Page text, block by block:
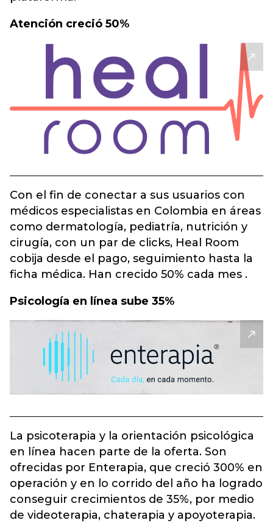
Atención creció 50%
Con el fin de conectar a sus usuarios con
médicos especialistas en Colombia en áreas
como dermatología, pediatría, nutrición y
cirugía, con un par de clicks, Heal Room
cobija desde el pago, seguimiento hasta la
ficha médica. Han crecido 50% cada mes .
Psicología en línea sube 35%
La psicoterapia y la orientación psicológica
en línea hacen parte de la oferta. Son
ofrecidas por Enterapia, que creció 300% en
operación y en lo corrido del año ha logrado
conseguir crecimientos de 35%, por medio
de videoterapia, chaterapia y apoyoterapia.